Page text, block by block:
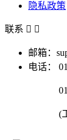
隐私政策
联系  
邮箱：
电话：
(